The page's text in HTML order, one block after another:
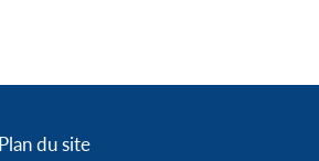
Plan du site